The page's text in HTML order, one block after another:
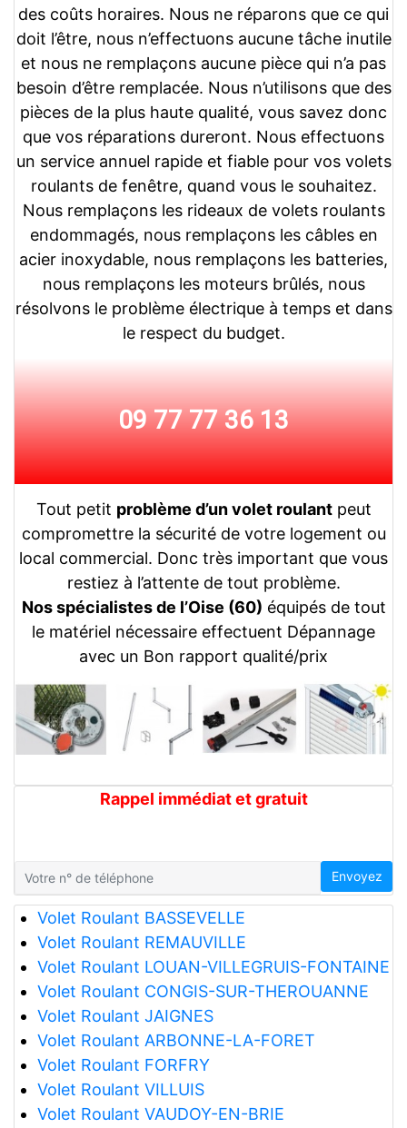
des coûts horaires. Nous ne réparons que ce qui
doit l’être, nous n’effectuons aucune tâche inutile
et nous ne remplaçons aucune pièce qui n’a pas
besoin d’être remplacée. Nous n’utilisons que des
pièces de la plus haute qualité, vous savez donc
que vos réparations dureront. Nous effectuons
un service annuel rapide et fiable pour vos volets
roulants de fenêtre, quand vous le souhaitez.
Nous remplaçons les rideaux de volets roulants
endommagés, nous remplaçons les câbles en
acier inoxydable, nous remplaçons les batteries,
nous remplaçons les moteurs brûlés, nous
résolvons le problème électrique à temps et dans
le respect du budget.
09 77 77 36 13
Tout petit problème d’un volet roulantpeut
compromettre la sécurité de votre logement ou
local commercial. Donc très important que vous
restiez à l’attente de tout problème.
Nos spécialistes de l’Oise (60) équipés de tout
le matériel nécessaire effectuent Dépannage
avec un Bon rapport qualité/prix
Rappel immédiat et gratuit
Envoyez
Volet Roulant BASSEVELLE
Volet Roulant REMAUVILLE
Volet Roulant LOUAN-VILLEGRUIS-FONTAINE
Volet Roulant CONGIS-SUR-THEROUANNE
Volet Roulant JAIGNES
Volet Roulant ARBONNE-LA-FORET
Volet Roulant FORFRY
Volet Roulant VILLUIS
Volet Roulant VAUDOY-EN-BRIE